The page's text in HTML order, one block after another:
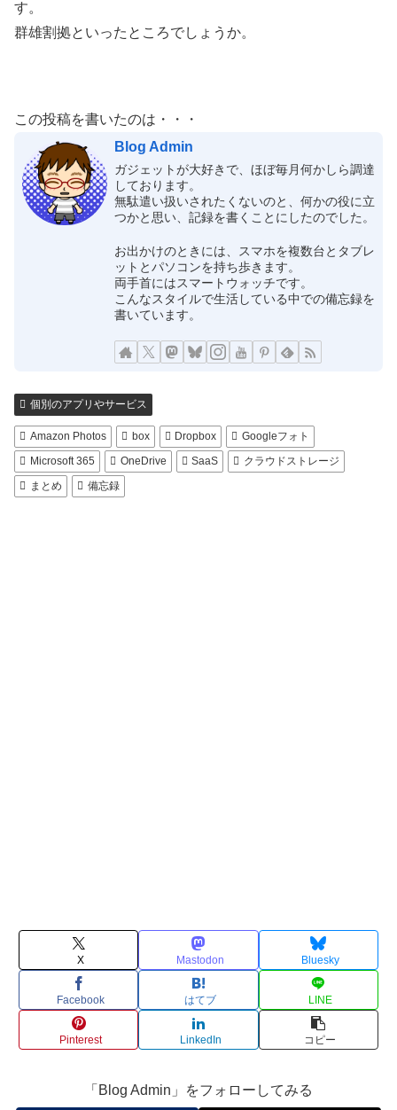
す。
群雄割拠といったところでしょうか。
この投稿を書いたのは・・・
Blog Admin
ガジェットが大好きで、ほぼ毎月何かしら調達
しております。
無駄遣い扱いされたくないのと、何かの役に立
つかと思い、記録を書くことにしたのでした。
お出かけのときには、スマホを複数台とタブレ
ットとパソコンを持ち歩きます。
両手首にはスマートウォッチです。
こんなスタイルで生活している中での備忘録を
書いています。
個別のアプリやサービス
Amazon Photos box Dropbox
Googleフォト
Microsoft 365
OneDrive SaaS
クラウドストレージ
まとめ
備忘録
X Mastodon Bluesky
Facebook はてブ LINE
Pinterest LinkedIn コピー
「Blog Admin」をフォローしてみる